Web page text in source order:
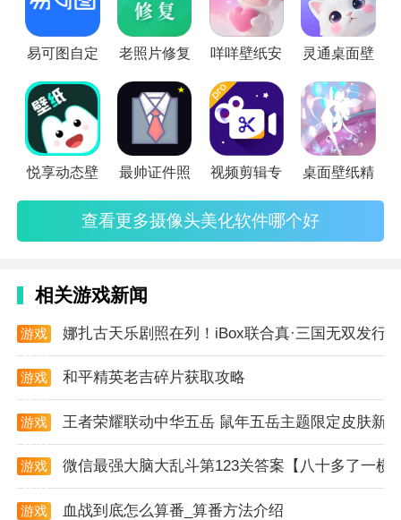
软件特色
1. 聚集地：二胡之家是中国二胡爱好者的聚集地，发扬
中国传统文化。
易可图自定 老照片修复 咩咩壁纸安 灵通桌面壁
悦享动态壁 最帅证件照 视频剪辑专 桌面壁纸精
查看更多摄像头美化软件哪个好
相关游戏新闻
游戏
娜扎古天乐剧照在列！iBox联合真·三国无双发行
游戏
和平精英老吉碎片获取攻略
游戏
王者荣耀联动中华五岳 鼠年五岳主题限定皮肤新
游戏
微信最强大脑大乱斗第123关答案【八十多了一横
游戏
血战到底怎么算番_算番方法介绍